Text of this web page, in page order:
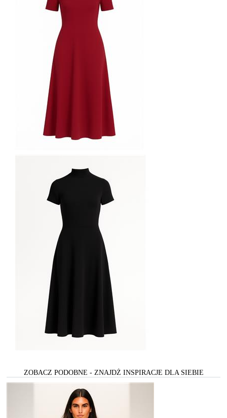
ZOBACZ PODOBNE - ZNAJDŻ INSPIRACJE DLA SIEBIE